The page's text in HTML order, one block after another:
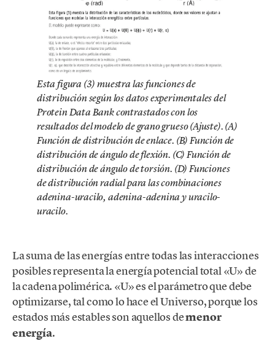
Esta figura (3) muestra las funciones de
distribución según los datos experimentales del
Protein Data Bank contrastados con los
resultados del modelo de grano grueso (Ajuste). (A)
Función de distribución de enlace. (B) Función de
distribución de ángulo de flexión. (C) Función de
distribución de ángulo de torsión. (D) Funciones
de distribución radial para las combinaciones
adenina-uracilo, adenina-adenina y uracilo-
uracilo.
La suma de las energías entre todas las interacciones
posibles representa la energía potencial total «U» de
la cadena polimérica. «U» es el parámetro que debe
optimizarse, tal como lo hace el Universo, porque los
estados más estables son aquellos demenor
energía.